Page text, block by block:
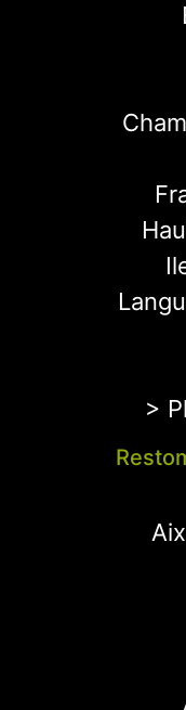
>